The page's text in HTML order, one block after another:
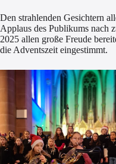
Den strahlenden Gesichtern
Applaus des Publikums nach
2025 allen große Freude
die Adventszeit eingestimmt.